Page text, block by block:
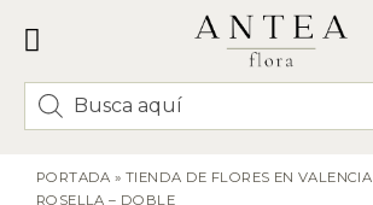
PORTADA »TIENDA DE FLORES EN VALENCIA
ROSELLA – DOBLE